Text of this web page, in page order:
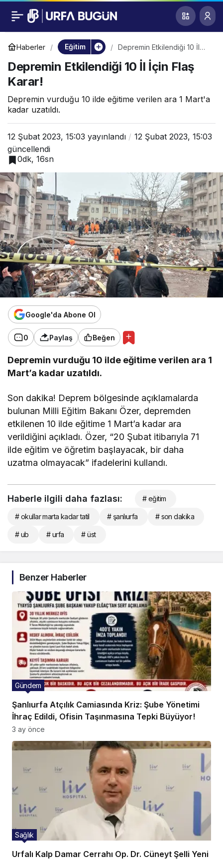
Haberler Eğitim
Depremin Etkilendiği 10 İl
Depremin Etkilendiği 10 İl İçin Flaş
Karar!
Depremin vurduğu 10 ilde eğitime verilen ara 1 Mart'a
kadar uzatıldı.
12 Şubat 2023, 15:03 yayınlandı
12 Şubat 2023, 15:03
güncellendi
0dk, 16sn
Google'da Abone Ol
0 Paylaş Beğen
Depremin vurduğu 10 ilde eğitime verilen ara 1
Mart’a kadar uzatıldı.
Son dakika! Deprem bölgesinde açıklamalarda
bulunan Milli Eğitim Bakanı Özer, depremden
etkilenen 10 ilde eğitime 1 Mart’a kadar ara
verildiğini açıkladı. Özer, “20 Şubat itibarıyla 71
ilde eğitim ve öğretim başlayacak, bir daha
uzatma olmayacak” ifadelerini kullandı.
Depremin Etkilendiği
10 İl İçin Flaş Karar!
0
Haberle ilgili daha fazlası: # eğitim
# okullar marta kadar tatil # şanlıurfa # son dakika
# ub # urfa # üst
Benzer Haberler
Şanlıurfa Atçılık Camiasında Kriz: Şube Yönetimi
İhraç Edildi, Ofisin Taşınmasına Tepki Büyüyor!
Gündem
3 ay önce
Urfalı Kalp Damar Cerrahı Op. Dr. Cüneyt Şelli Yeni
Sağlık